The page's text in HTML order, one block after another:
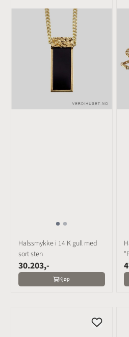
Halssmykke i 14 K gull med
sort sten
30.203,-
Kjøp